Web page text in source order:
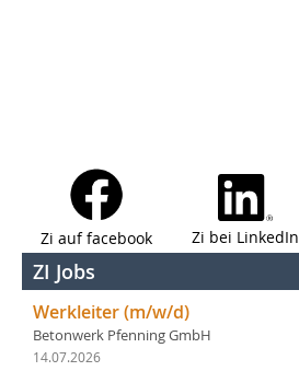
Zi auf facebook Zi bei LinkedIn
ZI Jobs
Werkleiter (m/w/d)
Betonwerk Pfenning GmbH
14.07.2026